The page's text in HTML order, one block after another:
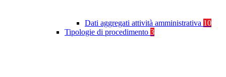
Dati aggregati attività amministrativa 10
Tipologie di procedimento 3